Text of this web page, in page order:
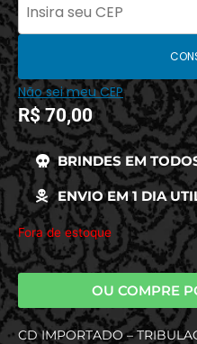
Não sei meu CEP
R$70,00
BRINDES EM
ENVIO EM 1 DIA
Fora de estoque
OU COMPRE
CD IMPORTADO –